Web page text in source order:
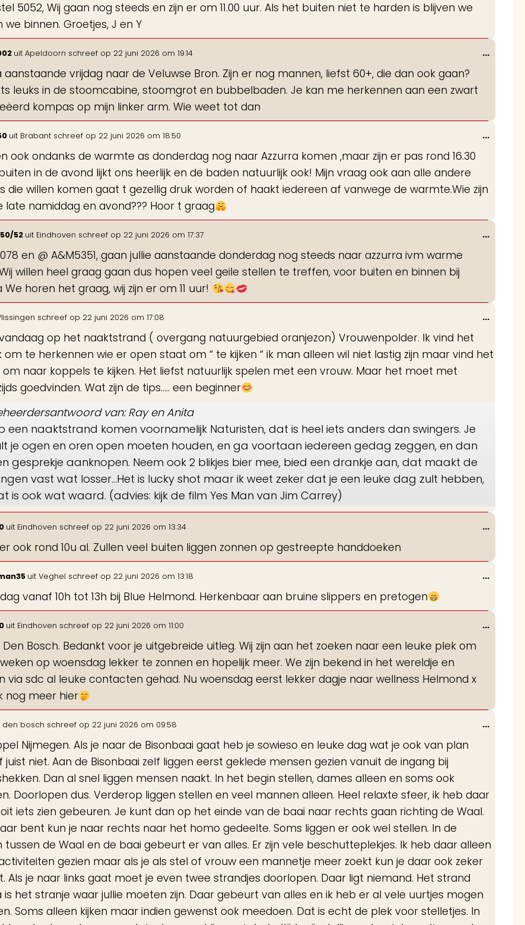
5052, Wij gaan nog steeds en zijn er om 11.00 uur. Als het buiten niet te harden is blijven we
we binnen. Groetjes, J en Y
uit Apeldoorn schreef op 22 juni 2026 om 19:14
aanstaande vrijdag naar de Veluwse Bron. Zijn er nog mannen, liefst 60+, die dan ook gaan?
leuks in de stoomcabine, stoomgrot en bubbelbaden. Je kan me herkennen aan een zwart
kompas op mijn linker arm. Wie weet tot dan
...Wissel
uit Brabant schreef op 22 juni 2026 om 18:50
ook ondanks de warmte as donderdag nog naar Azzurra komen ,maar zijn er pas rond 16.30
in de avond lijkt ons heerlijk en de baden natuurlijk ook! Mijn vraag ook aan alle andere
die willen komen gaat t gezellig druk worden of haakt iedereen af vanwege de warmte.Wie zijn
late namiddag en avond??? Hoor t graag
...Wissel
52 uit Eindhoven schreef op 22 juni 2026 om 17:37
en @ A&M5351, gaan jullie aanstaande donderdag nog steeds naar azzurra ivm warme
willen heel graag gaan dus hopen veel geile stellen te treffen, voor buiten en binnen bij
We horen het graag, wij zijn er om 11 uur!
...Wissel
schreef op 22 juni 2026 om 17:08
op het naaktstrand ( overgang natuurgebied oranjezon) Vrouwenpolder. Ik vind het
om te herkennen wie er open staat om “ te kijken “ ik man alleen wil niet lastig zijn maar vind het
om naar koppels te kijken. Het liefst natuurlijk spelen met een vrouw. Maar het moet met
goedvinden. Wat zijn de tips….. een beginner
van: Ray en Anita
een naaktstrand komen voornamelijk Naturisten, dat is heel iets anders dan swingers. Je
je ogen en oren open moeten houden, en ga voortaan iedereen gedag zeggen, en dan
gesprekje aanknopen. Neem ook 2 blikjes bier mee, bied een drankje aan, dat maakt de
vast wat losser...Het is lucky shot maar ik weet zeker dat je een leuke dag zult hebben,
is ook wat waard. (advies: kijk de film Yes Man van Jim Carrey)
...Wissel
uit Eindhoven schreef op 22 juni 2026 om 13:34
er ook rond 10u al. Zullen veel buiten liggen zonnen op gestreepte handdoeken
...Wissel
uit Veghel schreef op 22 juni 2026 om 13:18
vanaf 10h tot 13h bij Blue Helmond. Herkenbaar aan bruine slippers en pretogen
...Wissel
uit Eindhoven schreef op 22 juni 2026 om 11:00
Den Bosch. Bedankt voor je uitgebreide uitleg. Wij zijn aan het zoeken naar een leuke plek om
op woensdag lekker te zonnen en hopelijk meer. We zijn bekend in het wereldje en
via sdc al leuke contacten gehad. Nu woensdag eerst lekker dagje naar wellness Helmond x
nog meer hier
...Wissel
den bosch schreef op 22 juni 2026 om 09:58
Nijmegen. Als je naar de Bisonbaai gaat heb je sowieso en leuke dag wat je ook van plan
juist niet. Aan de Bisonbaai zelf liggen eerst geklede mensen gezien vanuit de ingang bij
Dan al snel liggen mensen naakt. In het begin stellen, dames alleen en soms ook
Doorlopen dus. Verderop liggen stellen en veel mannen alleen. Heel relaxte sfeer, ik heb daar
iets zien gebeuren. Je kunt dan op het einde van de baai naar rechts gaan richting de Waal.
bent kun je naar rechts naar het homo gedeelte. Soms liggen er ook wel stellen. In de
tussen de Waal en de baai gebeurt er van alles. Er zijn vele beschutteplekjes. Ik heb daar alleen
gezien maar als je als stel of vrouw een mannetje meer zoekt kun je daar ook zeker
Als je naar links gaat moet je even twee strandjes doorlopen. Daar ligt niemand. Het strand
is het stranje waar jullie moeten zijn. Daar gebeurt van alles en ik heb er al vele uurtjes mogen
Soms alleen kijken maar indien gewenst ook meedoen. Dat is echt de plek voor stelletjes. In
...Wissel